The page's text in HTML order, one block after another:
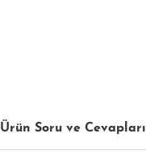
Ürün Soru ve Cevapları